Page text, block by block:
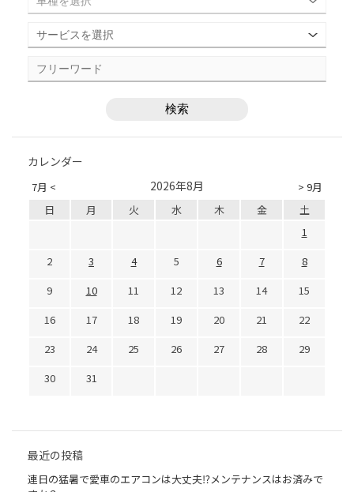
カレンダー
7月 < > 9月
2026年8月
日 月 火 水 木 金
土
1
2
3 4 5 6 7
8
9
10 11 12 13 14
15
16
17 18 19 20 21
22
23
24 25 26 27 28
29
30
31
最近の投稿
連日の猛暑で愛車のエアコンは大丈夫⁉メンテナンスはお済みで